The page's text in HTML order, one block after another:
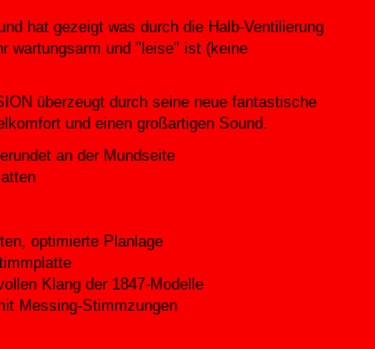
hat gezeigt was durch die Halb-Ventilierung
wartungsarm und "leise" ist (keine
überzeugt durch seine neue fantastische
und einen großartigen Sound.
an der Mundseite
optimierte Planlage
Klang der 1847-Modelle
Messing-Stimmzungen